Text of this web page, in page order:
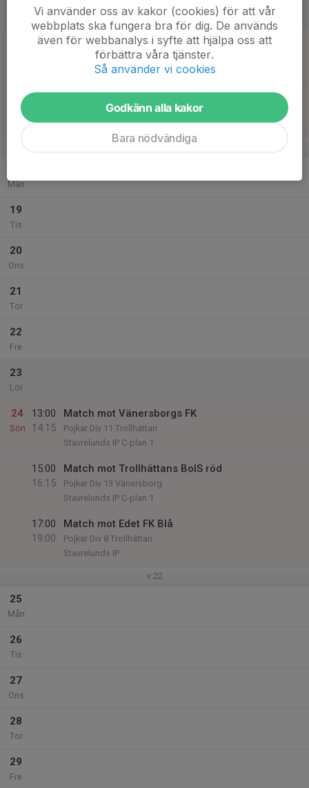
17:00
Match mot Skoftebyns IF Vit
Pojkar Div 9 Vänersborg
Stavrelunds IP C-plan 1
17:00
Match mot IK Gauthiod
Pojkar Div 8 Vänersborg
Stavrelunds IP
Mån
19
Tis
20
Ons
21
Tor
22
Fre
23
Lör
24
Sön
13:00
14:15
Match mot Vänersborgs FK
Pojkar Div 11 Trollhättan
Stavrelunds IP C-plan 1
15:00
16:15
Match mot Trollhättans BoIS röd
Pojkar Div 13 Vänersborg
Stavrelunds IP C-plan 1
17:00
19:00
Match mot Edet FK Blå
Pojkar Div 8 Trollhättan
Stavrelunds IP
v.22
25
Mån
26
Tis
27
Ons
28
Tor
29
Fre
Vi använder oss av kakor (cookies) för att vår
webbplats ska fungera bra för dig. De används
även för webbanalys i syfte att hjälpa oss att
förbättra våra tjänster.
Så använder vi cookies
Godkänn alla kakor
Bara nödvändiga